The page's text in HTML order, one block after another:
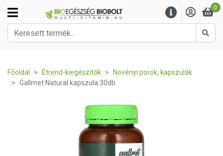
0
Főoldal Étrend-kiegészítők
Növényi porok, kapszulák
Gallmet Natural kapszula 30db